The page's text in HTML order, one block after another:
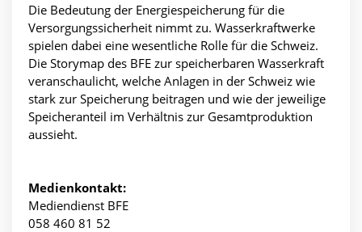
Die Bedeutung der Energiespeicherung für die
Versorgungssicherheit nimmt zu. Wasserkraftwerke
spielen dabei eine wesentliche Rolle für die Schweiz.
Die Storymap des BFE zur speicherbaren Wasserkraft
veranschaulicht, welche Anlagen in der Schweiz wie
stark zur Speicherung beitragen und wie der jeweilige
Speicheranteil im Verhältnis zur Gesamtproduktion
aussieht.
Medienkontakt:
Mediendienst BFE
058 460 81 52